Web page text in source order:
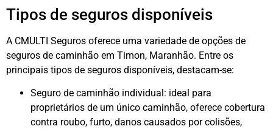
Tipos de seguros disponíveis
A CMULTI Seguros oferece uma variedade de opções de
seguros de caminhão em Timon, Maranhão. Entre os
principais tipos de seguros disponíveis, destacam-se:
Seguro de caminhão individual: ideal para
proprietários de um único caminhão, oferece cobertura
contra roubo, furto, danos causados por colisões,